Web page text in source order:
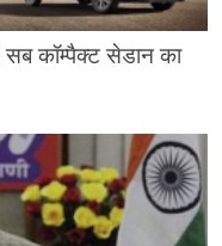
सब कॉम्पैक्ट सेडान का